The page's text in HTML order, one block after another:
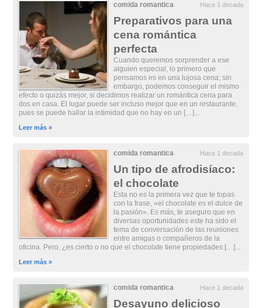
comida romantica Hace 1 decada
Preparativos para una
cena romántica
perfecta
Cuando queremos sorprender a ese
alguien especial, lo primero que
pensamos es en una lujosa cena; sin
embargo, podemos conseguir el mismo
efecto o quizás mejor, si decidimos realizar un romántica cena para
dos en casa. El lugar puede ser incluso mejor que en un restaurante,
pues se puede hallar la intimidad que no hay en un […]...
Leer más »
comida romantica Hace 1 decada
Un tipo de afrodisíaco:
el chocolate
Esta no es la primera vez que te topas
con la frase, «el chocolate es el dulce de
la pasión». Es más, te aseguro que en
diversas oportunidades este ha sido el
tema de conversación de las reuniones
entre amigas o compañeros de la
oficina. Pero, ¿es cierto o no que el chocolate tiene propiedades […]...
Leer más »
comida romantica Hace 1 decada
Desayuno delicioso